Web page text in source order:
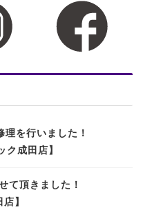
を行いました！
成田店】
て頂きました！
】